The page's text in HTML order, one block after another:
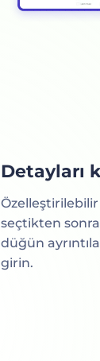
Detayları
seçtikten
düğün
girin.